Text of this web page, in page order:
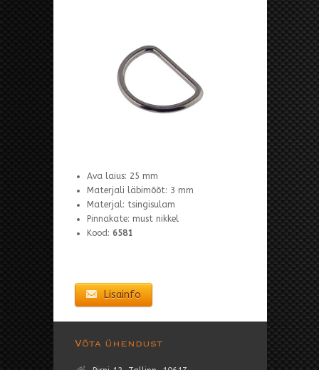
Ava laius: 25 mm
Materjali läbimõõt: 3 mm
Materjal: tsingisulam
Pinnakate: must nikkel
Kood: 6581
Lisainfo
Võta ühendust